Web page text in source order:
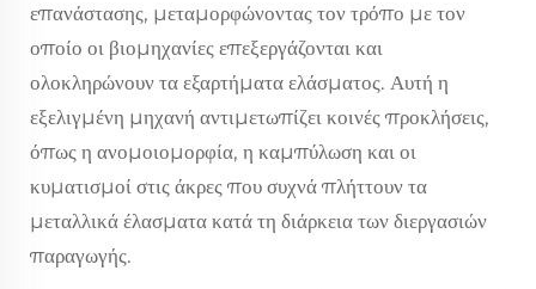
επανάστασης, μεταμορφώνοντας τον τρόπο με τον
οποίο οι βιομηχανίες επεξεργάζονται και
ολοκληρώνουν τα εξαρτήματα ελάσματος. Αυτή η
εξελιγμένη μηχανή αντιμετωπίζει κοινές προκλήσεις,
όπως η ανομοιομορφία, η καμπύλωση και οι
κυματισμοί στις άκρες που συχνά πλήττουν τα
μεταλλικά έλασματα κατά τη διάρκεια των διεργασιών
παραγωγής.